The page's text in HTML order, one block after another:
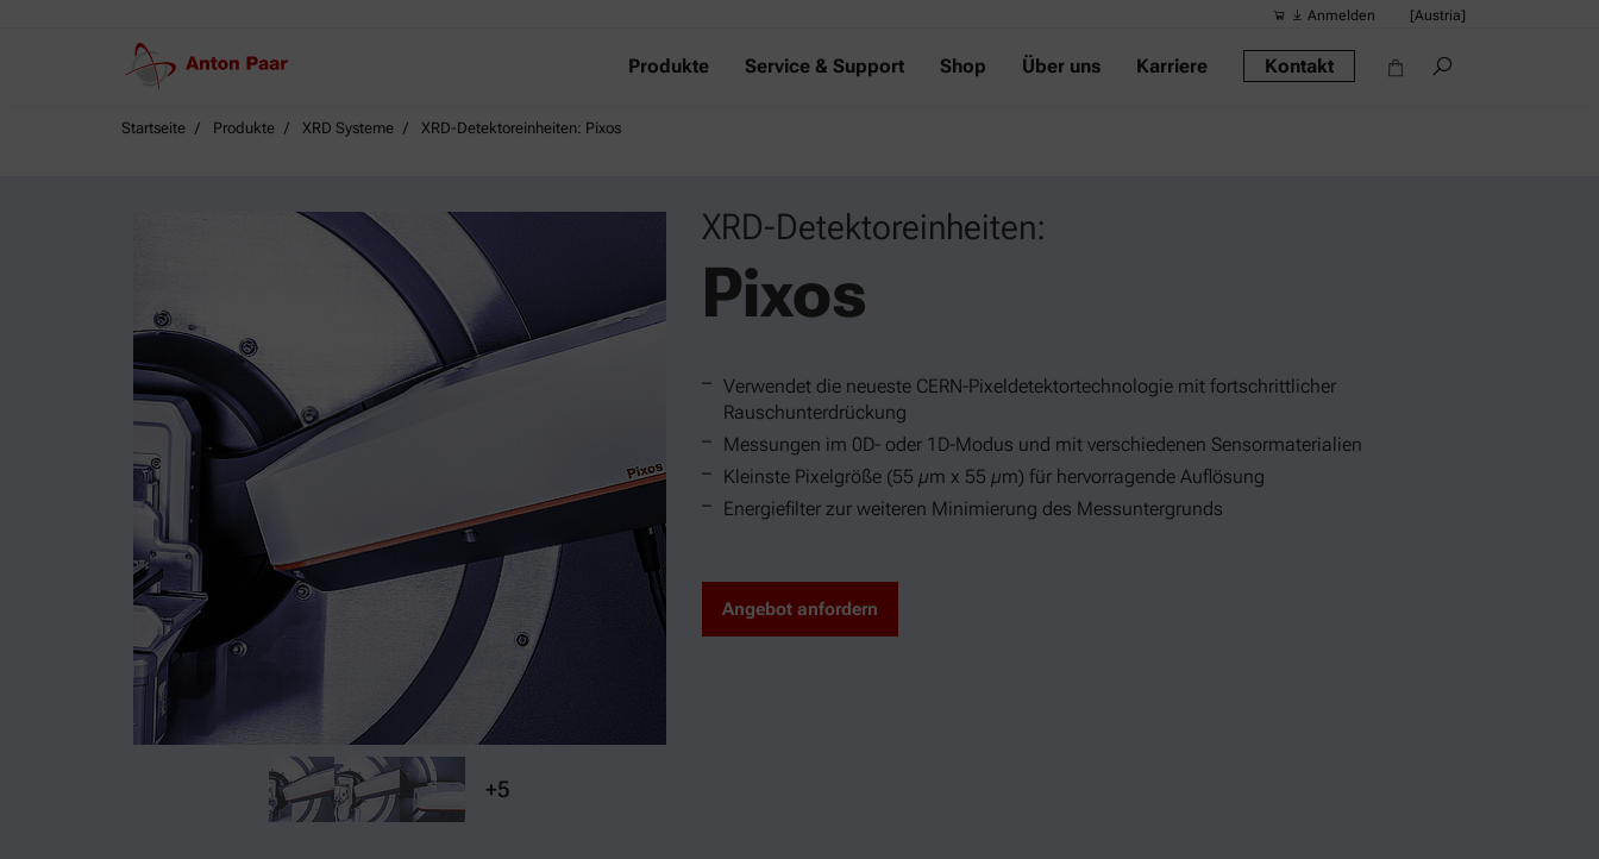
Anmelden [Austria]
Produkte Service & Support Shop Über uns Karriere Kontakt
Startseite Produkte XRD Systeme XRD-Detektoreinheiten: Pixos
XRD-Detektoreinheiten:
Pixos
+5
Verwendet die neueste CERN-Pixeldetektortechnologie mit fortschrittlicher
Rauschunterdrückung
Messungen im 0D- oder 1D-Modus und mit verschiedenen Sensormaterialien
Kleinste Pixelgröße (55 µm x 55 µm) für hervorragende Auflösung
Energiefilter zur weiteren Minimierung des Messuntergrunds
Angebot anfordern